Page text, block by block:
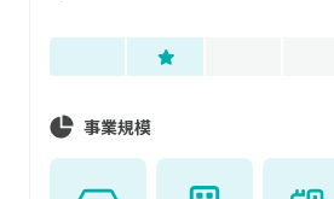
事業規模